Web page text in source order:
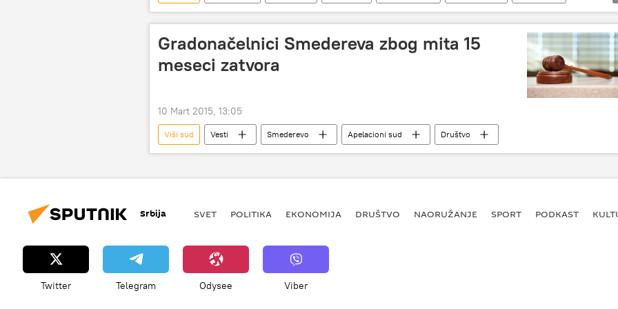
dug isplata duga
Gradonačelnici Smedereva zbog mita 15
meseci zatvora
10 Mart 2015, 13:05
Viši sud Vesti Smederevo Apelacioni sud Društvo
Srbija SVET POLITIKA EKONOMIJA DRUŠTVO NAORUŽANJE SPORT PODKAST
Twitter Telegram Odysee Viber